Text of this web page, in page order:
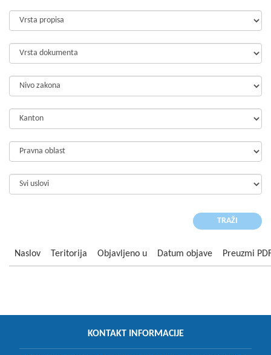
Naslov Teritorija Objavljeno u Datum objave Preuzmi
KONTAKT INFORMACIJE